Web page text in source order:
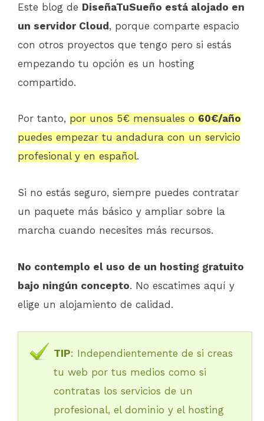
Este blog de DiseñaTuSueño está alojado en
un servidor Cloud, porque comparte espacio
con otros proyectos que tengo pero si estás
empezando tu opción es un hosting
compartido.
Por tanto, por unos 5€ mensuales o 60€/año
puedes empezar tu andadura con un servicio
profesional y en español.
Si no estás seguro, siempre puedes contratar
un paquete más básico y ampliar sobre la
marcha cuando necesites más recursos.
No contemplo el uso de un hosting gratuito
bajo ningún concepto. No escatimes aquí y
elige un alojamiento de calidad.
TIP: Independientemente de si creas
tu web por tus medios como si
contratas los servicios de un
profesional, el dominio y el hosting